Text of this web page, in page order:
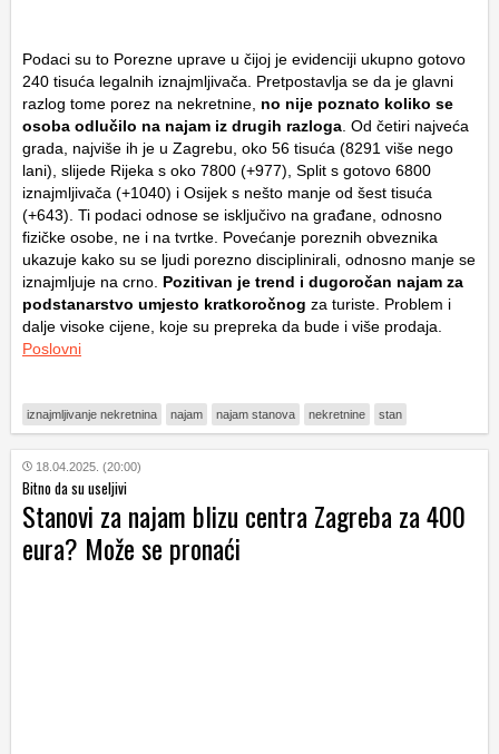
Podaci su to Porezne uprave u čijoj je evidenciji ukupno gotovo
240 tisuća legalnih iznajmljivača. Pretpostavlja se da je glavni
razlog tome porez na nekretnine, no nije poznato koliko se
osoba odlučilo na najam iz drugih razloga . Od četiri najveća
grada, najviše ih je u Zagrebu, oko 56 tisuća (8291 više nego
lani), slijede Rijeka s oko 7800 (+977), Split s gotovo 6800
iznajmljivača (+1040) i Osijek s nešto manje od šest tisuća
(+643). Ti podaci odnose se isključivo na građane, odnosno
fizičke osobe, ne i na tvrtke. Povećanje poreznih obveznika
ukazuje kako su se ljudi porezno disciplinirali, odnosno manje se
iznajmljuje na crno. Pozitivan je trend i dugoročan najam za
podstanarstvo umjesto kratkoročnog za turiste. Problem i
dalje visoke cijene, koje su prepreka da bude i više prodaja.
Poslovni
iznajmljivanje nekretnina najam najam stanova nekretnine stan
18.04.2025. (20:00)
Bitno da su useljivi
Stanovi za najam blizu centra Zagreba za 400
eura? Može se pronaći